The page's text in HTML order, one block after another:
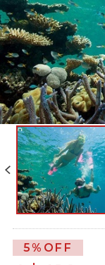
5%OFF